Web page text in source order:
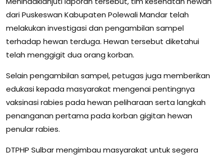
dari Puskeswan Kabupaten Polewali Mandar telah
melakukan investigasi dan pengambilan sampel
terhadap hewan terduga. Hewan tersebut diketahui
telah menggigit dua orang korban.
Selain pengambilan sampel, petugas juga memberikan
edukasi kepada masyarakat mengenai pentingnya
vaksinasi rabies pada hewan peliharaan serta langkah
penanganan pertama pada korban gigitan hewan
penular rabies.
DTPHP Sulbar mengimbau masyarakat untuk segera